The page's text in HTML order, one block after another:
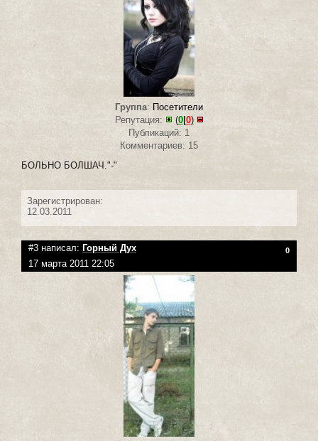
Группа: Посетители
Репутация:
(0| 0)
Публикаций: 1
Комментариев: 15
БОЛЬНО БОЛШАЧ."-"
Зарегистрирован:
12.03.2011
#3 написал: Горный Дух 0
17 марта 2011 22:05